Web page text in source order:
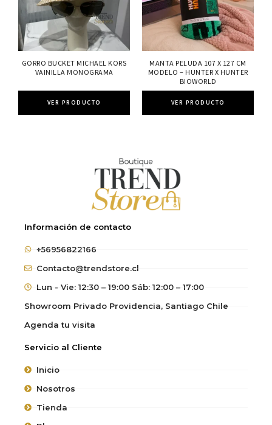
GORRO BUCKET MICHAEL KORS
VAINILLA MONOGRAMA
VER PRODUCTO
MANTA PELUDA 107 X 127 CM
MODELO – HUNTER X HUNTER
BIOWORLD
VER PRODUCTO
Información de contacto
+56956822166
Contacto@trendstore.cl
Lun - Vie: 12:30 – 19:00 Sáb: 12:00 – 17:00
Showroom Privado Providencia, Santiago Chile
Agenda tu visita
Servicio al Cliente
Inicio
Nosotros
Tienda